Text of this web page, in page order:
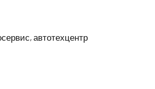
автотехцентр